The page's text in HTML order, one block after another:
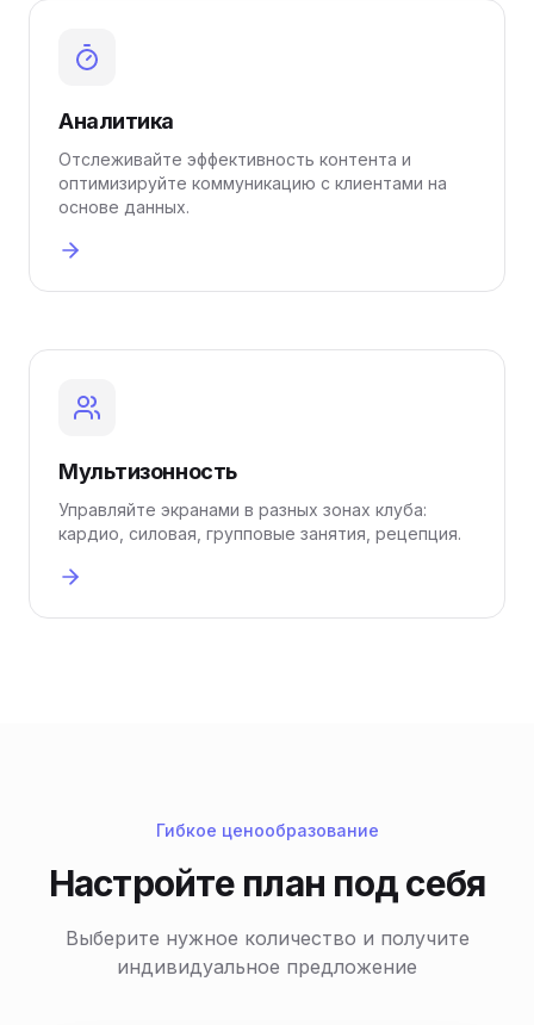
Аналитика
Отслеживайте эффективность контента и
оптимизируйте коммуникацию с клиентами на
основе данных.
Мультизонность
Управляйте экранами в разных зонах клуба:
кардио, силовая, групповые занятия, рецепция.
Гибкое ценообразование
Настройте план под себя
Выберите нужное количество и получите
индивидуальное предложение